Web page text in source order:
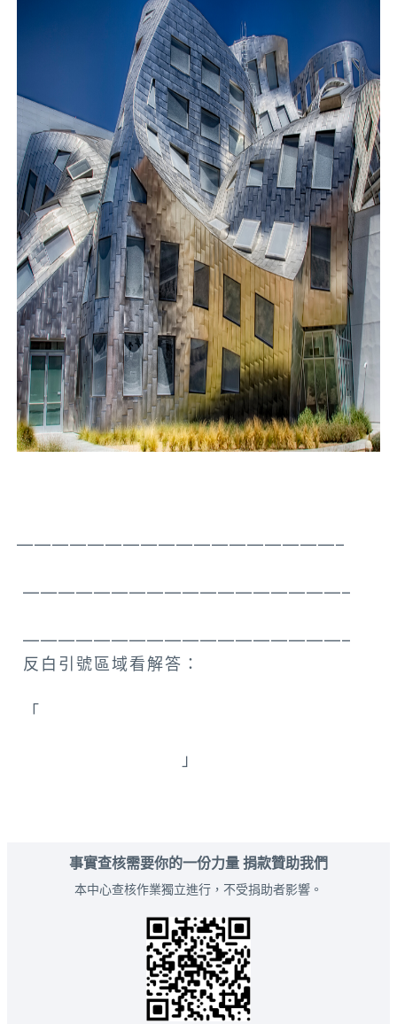
——————————————————–
——————————————————–
——————————————————–
反白引號區域看解答：
「
」
事實查核需要你的一份力量 捐款贊助我們
本中心查核作業獨立進行，不受捐助者影響。